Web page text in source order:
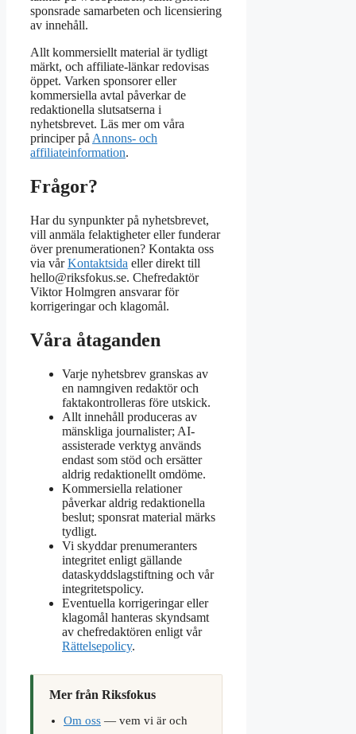
sponsrade samarbeten och licensiering
av innehåll.
Allt kommersiellt material är tydligt
märkt, och affiliate-länkar redovisas
öppet. Varken sponsorer eller
kommersiella avtal påverkar de
redaktionella slutsatserna i
nyhetsbrevet. Läs mer om våra
principer på Annons- och
affiliateinformation.
Frågor?
Har du synpunkter på nyhetsbrevet,
vill anmäla felaktigheter eller funderar
över prenumerationen? Kontakta oss
via vårKontaktsida eller direkt till
hello@riksfokus.se. Chefredaktör
Viktor Holmgren ansvarar för
korrigeringar och klagomål.
Våra åtaganden
Varje nyhetsbrev granskas av
en namngiven redaktör och
faktakontrolleras före utskick.
Allt innehåll produceras av
mänskliga journalister; AI-
assisterade verktyg används
endast som stöd och ersätter
aldrig redaktionellt omdöme.
Kommersiella relationer
påverkar aldrig redaktionella
beslut; sponsrat material märks
tydligt.
Vi skyddar prenumeranters
integritet enligt gällande
dataskyddslagstiftning och vår
integritetspolicy.
Eventuella korrigeringar eller
klagomål hanteras skyndsamt
av chefredaktören enligt vår
Rättelsepolicy.
Mer från Riksfokus
Om oss — vem vi är och